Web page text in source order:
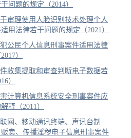
问题的规定（2014）
审理使用人脸识别技术处理个人
用法律若干问题的规定（2021）
公民个人信息刑事案件适用法律
）
收集提取和审查判断电子数据若
）
计算机信息系统安全刑事案件应
释（2011）
网、移动通讯终端、声讯台制
卖、传播淫秽电子信息刑事案件